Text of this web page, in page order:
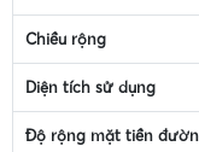
Chiều rộng
Diện tích sử dụng
Độ rộng mặt tiền